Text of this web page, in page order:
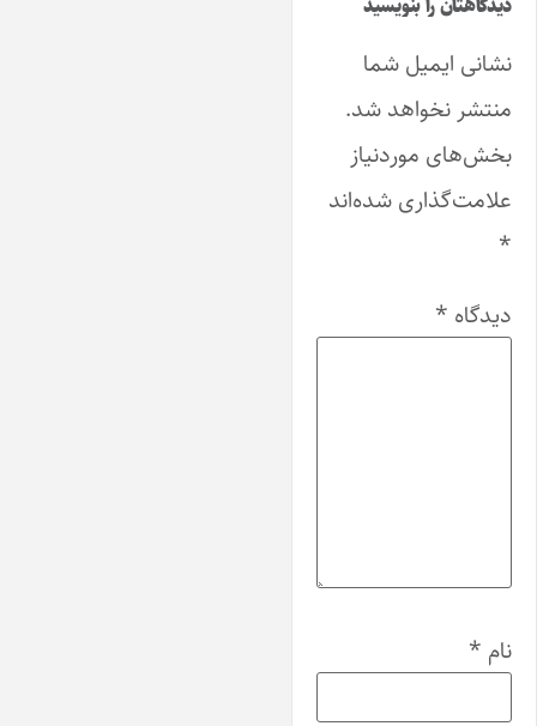
دیدگاهتان را بنویسید
نشانی ایمیل شما
منتشر نخواهد شد.
بخش‌های موردنیاز
علامت‌گذاری شده‌اند
دیدگاه*
نام*